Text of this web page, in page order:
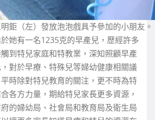
鉅（左）發放泡泡戲具予參加的小朋友
她有一名1235克的早產兒，歷經許多
到特兒家庭和特教業，深知照顧早產
對於早療、特殊兒等婦幼健康相關議
時除對特兒教育的關注，更不時為特
各方力量，期給特兒家長更多資源，
的婦幼局、社會局和教育局及衛生局